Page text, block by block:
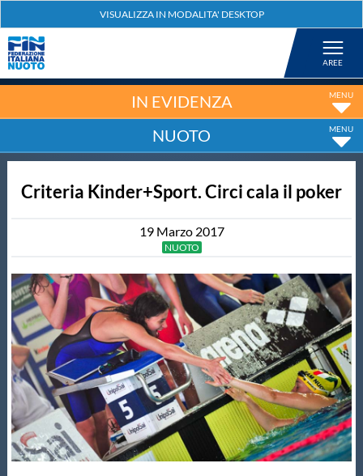
Nuoto
Tuffi
Fondo
Salvamento
Master
Formazione
IN EVIDENZA
NUOTO
Criteria Kinder+Sport. Circi cala il poker
19 Marzo 2017
NUOTO